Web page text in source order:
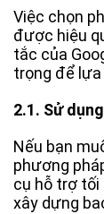
Việc chọn
được hiệu
tắc của
trọng để lựa
2.1. Sử
Nếu bạn
phương
cụ hỗ trợ tối
xây dựng